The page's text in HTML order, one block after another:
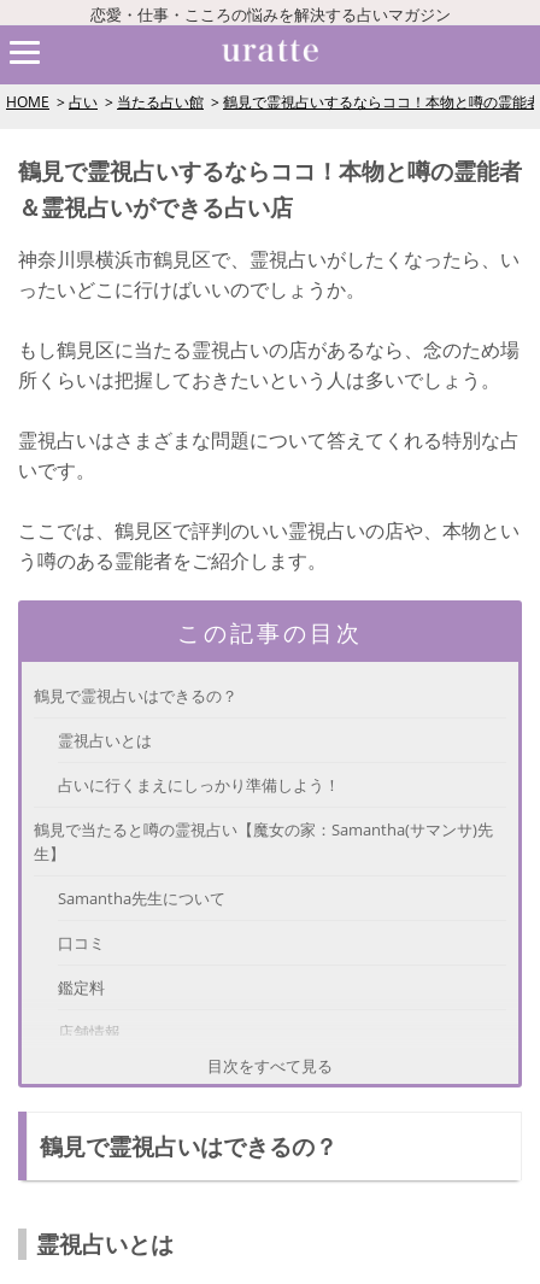
恋愛・仕事・こころの悩みを解決する占いマガジン
HOME 占い 当たる占い館 鶴見で霊視占いするならココ！本物と噂の霊能
鶴見で霊視占いするならココ！本物と噂の霊能者
＆霊視占いができる占い店
神奈川県横浜市鶴見区で、霊視占いがしたくなったら、い
ったいどこに行けばいいのでしょうか。
もし鶴見区に当たる霊視占いの店があるなら、念のため場
所くらいは把握しておきたいという人は多いでしょう。
霊視占いはさまざまな問題について答えてくれる特別な占
いです。
ここでは、鶴見区で評判のいい霊視占いの店や、本物とい
う噂のある霊能者をご紹介します。
この記事の目次
鶴見で霊視占いはできるの？
霊視占いとは
占いに行くまえにしっかり準備しよう！
鶴見で当たると噂の霊視占い【魔女の家：Samantha(サマンサ)先
生】
Samantha先生について
口コミ
鑑定料
店舗情報
鶴見で当たると噂の霊視占い【Spirituals Counseling & Healing：櫻
櫻井乃り子先生について
口コミ
鑑定料
目次をすべて見る
鶴見で霊視占いはできるの？
霊視占いとは